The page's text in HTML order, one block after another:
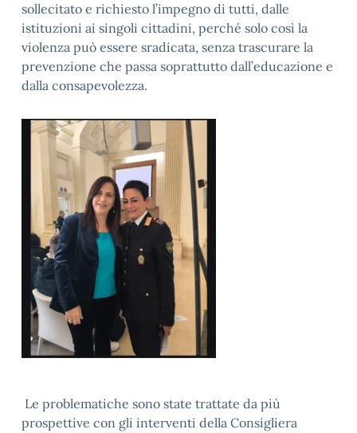
sollecitato e richiesto l’impegno di tutti, dalle
istituzioni ai singoli cittadini, perché solo così la
violenza può essere sradicata, senza trascurare la
prevenzione che passa soprattutto dall’educazione e
dalla consapevolezza.
Le problematiche sono state trattate da più
prospettive con gli interventi della Consigliera